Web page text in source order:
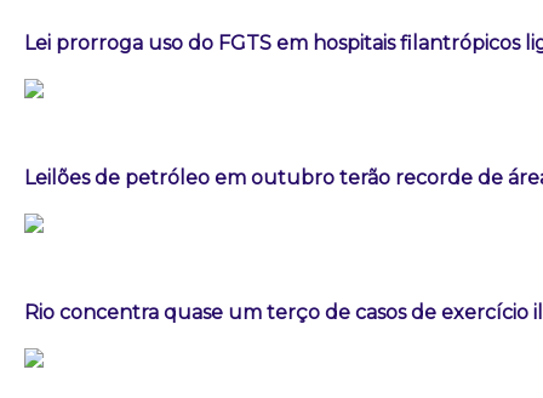
Lei prorroga uso do FGTS em hospitais filantrópicos
Leilões de petróleo em outubro terão recorde de
Rio concentra quase um terço de casos de exercício